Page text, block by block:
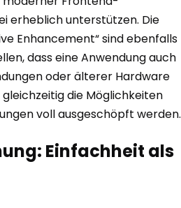
erheblich unterstützen. Die
Enhancement“ sind ebenfalls
dass eine Anwendung auch
oder älterer Hardware
die Möglichkeiten
voll ausgeschöpft werden.
Einfachheit als